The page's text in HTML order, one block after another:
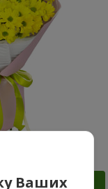
Замовити
Ваших